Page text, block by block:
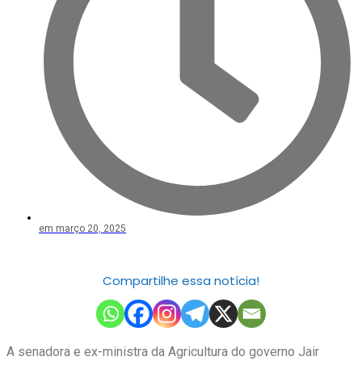
em março 20, 2025
Compartilhe essa notícia!
A senadora e ex-ministra da Agricultura do governo Jair